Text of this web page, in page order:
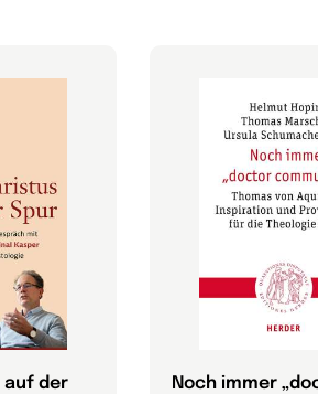
auf der
Noch immer